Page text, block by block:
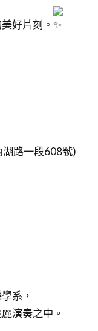
好片刻。
路一段608號)
系，
演奏之中。